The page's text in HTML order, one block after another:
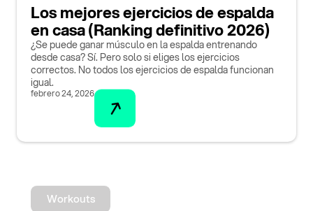
Los mejores ejercicios de espalda
en casa (Ranking definitivo 2026)
¿Se puede ganar músculo en la espalda entrenando
desde casa? Sí. Pero solo si eliges los ejercicios
correctos. No todos los ejercicios de espalda funcionan
igual.
febrero 24, 2026
Workouts